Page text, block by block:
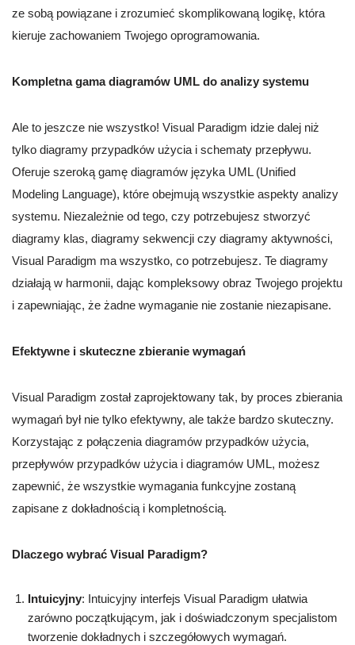
ze sobą powiązane i zrozumieć skomplikowaną logikę, która
kieruje zachowaniem Twojego oprogramowania.
Kompletna gama diagramów UML do analizy systemu
Ale to jeszcze nie wszystko! Visual Paradigm idzie dalej niż
tylko diagramy przypadków użycia i schematy przepływu.
Oferuje szeroką gamę diagramów języka UML (Unified
Modeling Language), które obejmują wszystkie aspekty analizy
systemu. Niezależnie od tego, czy potrzebujesz stworzyć
diagramy klas, diagramy sekwencji czy diagramy aktywności,
Visual Paradigm ma wszystko, co potrzebujesz. Te diagramy
działają w harmonii, dając kompleksowy obraz Twojego projektu
i zapewniając, że żadne wymaganie nie zostanie niezapisane.
Efektywne i skuteczne zbieranie wymagań
Visual Paradigm został zaprojektowany tak, by proces zbierania
wymagań był nie tylko efektywny, ale także bardzo skuteczny.
Korzystając z połączenia diagramów przypadków użycia,
przepływów przypadków użycia i diagramów UML, możesz
zapewnić, że wszystkie wymagania funkcyjne zostaną
zapisane z dokładnością i kompletnością.
Dlaczego wybrać Visual Paradigm?
Intuicyjny: Intuicyjny interfejs Visual Paradigm ułatwia
zarówno początkującym, jak i doświadczonym specjalistom
tworzenie dokładnych i szczegółowych wymagań.